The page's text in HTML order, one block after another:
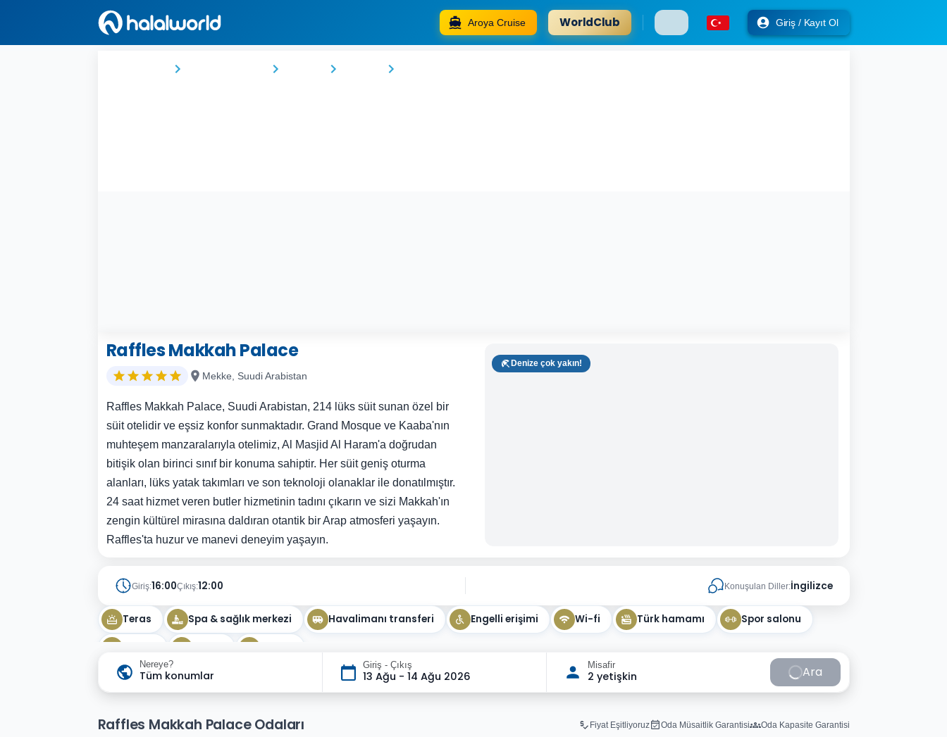
Aroya Cruise WorldClub Giriş / Kayıt Ol
Raffles Makkah Palace
Mekke, Suudi Arabistan
Raffles Makkah Palace, Suudi Arabistan, 214 lüks süit sunan özel bir
süit otelidir ve eşsiz konfor sunmaktadır. Grand Mosque ve Kaaba'nın
muhteşem manzaralarıyla otelimiz, Al Masjid Al Haram'a doğrudan
bitişik olan birinci sınıf bir konuma sahiptir. Her süit geniş oturma
alanları, lüks yatak takımları ve son teknoloji olanaklar ile donatılmıştır.
24 saat hizmet veren butler hizmetinin tadını çıkarın ve sizi Makkah'ın
zengin kültürel mirasına daldıran otantik bir Arap atmosferi yaşayın.
Raffles'ta huzur ve manevi deneyim yaşayın.
Denize çok yakın!
Giriş:16:00Çıkış:12:00 Konuşulan Diller:İngilizce
Teras Spa & sağlık merkezi Havalimanı transferi Engelli erişimi Wi-fi Türk hamamı Spor salonu
Nereye?
Tüm konumlar
Giriş - Çıkış
13 Ağu - 14 Ağu 2026
Misafir
2 yetişkin Ara
Raffles Makkah Palace Odaları Fiyat Eşitliyoruz Oda Müsaitlik Garantisi Oda Kapasite Garantisi